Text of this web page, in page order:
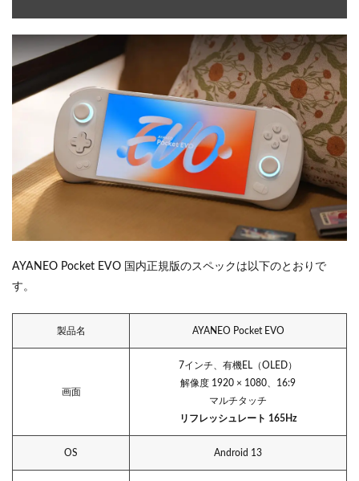
AYANEO Pocket EVO 国内正規版のスペックは以下のとおりで
す。
製品名 AYANEO Pocket EVO
画面
7インチ、有機EL（OLED）
解像度 1920 × 1080、16:9
マルチタッチ
リフレッシュレート 165Hz
OS Android 13